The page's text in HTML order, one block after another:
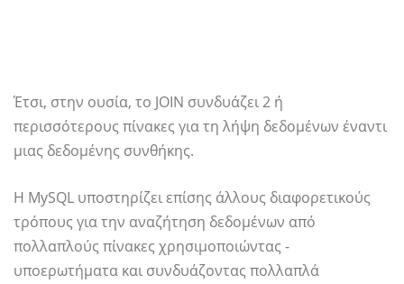
Έτσι, στην ουσία, το JOIN συνδυάζει 2 ή
περισσότερους πίνακες για τη λήψη δεδομένων έναντι
μιας δεδομένης συνθήκης.
Η MySQL υποστηρίζει επίσης άλλους διαφορετικούς
τρόπους για την αναζήτηση δεδομένων από
πολλαπλούς πίνακες χρησιμοποιώντας -
υποερωτήματα και συνδυάζοντας πολλαπλά